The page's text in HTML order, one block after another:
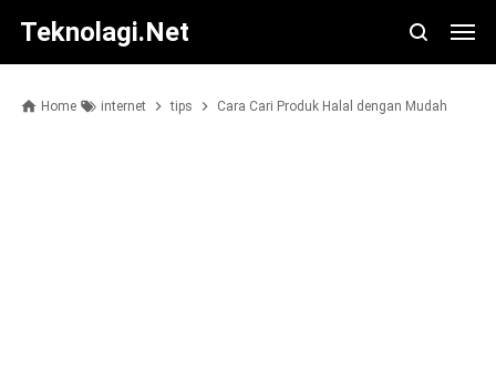
Teknolagi.net
Home internet tips Cara Cari Produk Halal dengan Mudah